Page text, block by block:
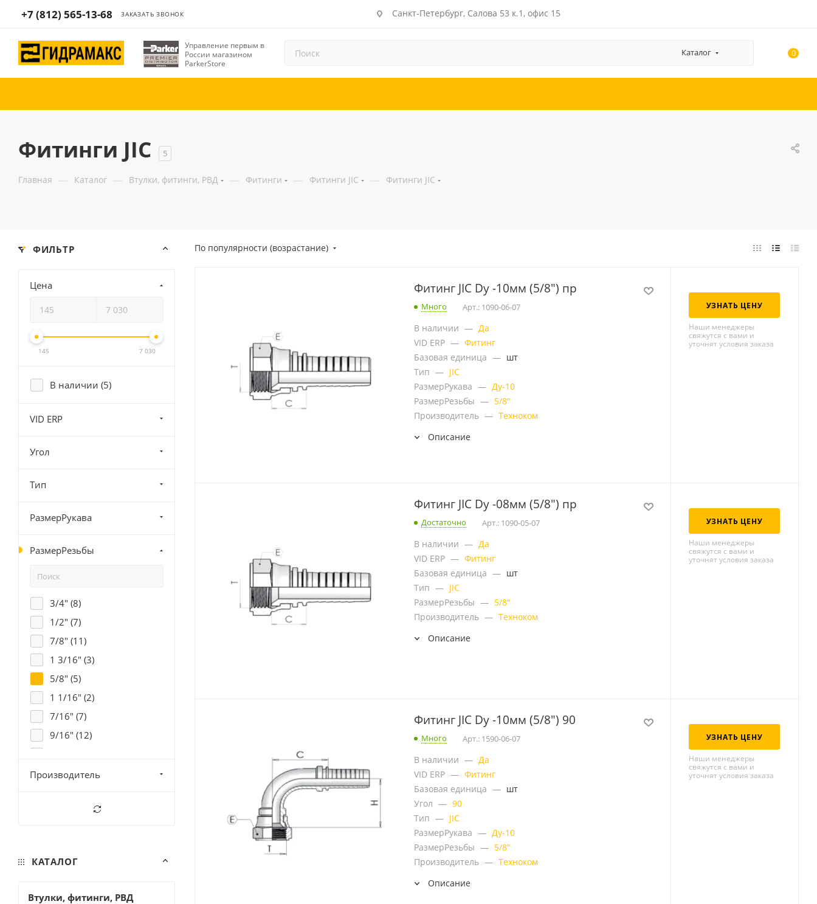
+7 (812) 565-13-68 ЗАКАЗАТЬ ЗВОНОК Санкт-Петербург, Салова 53 к.1, офис 15
Управление первым в
России магазином
ParkerStore
Каталог 0
Фитинги JIC 5
Главная — Каталог — Втулки, фитинги, РВД — Фитинги — Фитинги JIC — Фитинги JIC
По популярности (возрастание)
Фитинг JIC Dу -10мм (5/8") пр
Много Арт.: 1090-06-07
В наличии — Да
VID ERP — Фитинг
Базовая единица — шт
Тип — JIC
РазмерРукава — Ду-10
РазмерРезьбы — 5/8"
Производитель — Техноком
Описание
УЗНАТЬ ЦЕНУ
Наши менеджеры
свяжутся с вами и
уточнят условия заказа
Фитинг JIC Dу -08мм (5/8") пр
Достаточно Арт.: 1090-05-07
В наличии — Да
VID ERP — Фитинг
Базовая единица — шт
Тип — JIC
РазмерРезьбы — 5/8"
Производитель — Техноком
Описание
УЗНАТЬ ЦЕНУ
Наши менеджеры
свяжутся с вами и
уточнят условия заказа
Фитинг JIC Dу -10мм (5/8") 90
Много Арт.: 1590-06-07
В наличии — Да
VID ERP — Фитинг
Базовая единица — шт
Угол — 90
Тип — JIC
РазмерРукава — Ду-10
РазмерРезьбы — 5/8"
Производитель — Техноком
Описание
УЗНАТЬ ЦЕНУ
Наши менеджеры
свяжутся с вами и
уточнят условия заказа
ФИЛЬТР
Цена
145 7 030
В наличии (5)
VID ERP
Угол
Тип
РазмерРукава
РазмерРезьбы
3/4" (8)
1/2" (7)
7/8" (11)
1 3/16" (3)
5/8" (5)
1 1/16" (2)
7/16" (7)
9/16" (12)
1 5/16" (12)
)
Производитель
КАТАЛОГ
Втулки, фитинги, РВД